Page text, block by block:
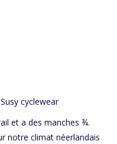
cyclewear
et a des manches ¾.
notre climat néerlandais